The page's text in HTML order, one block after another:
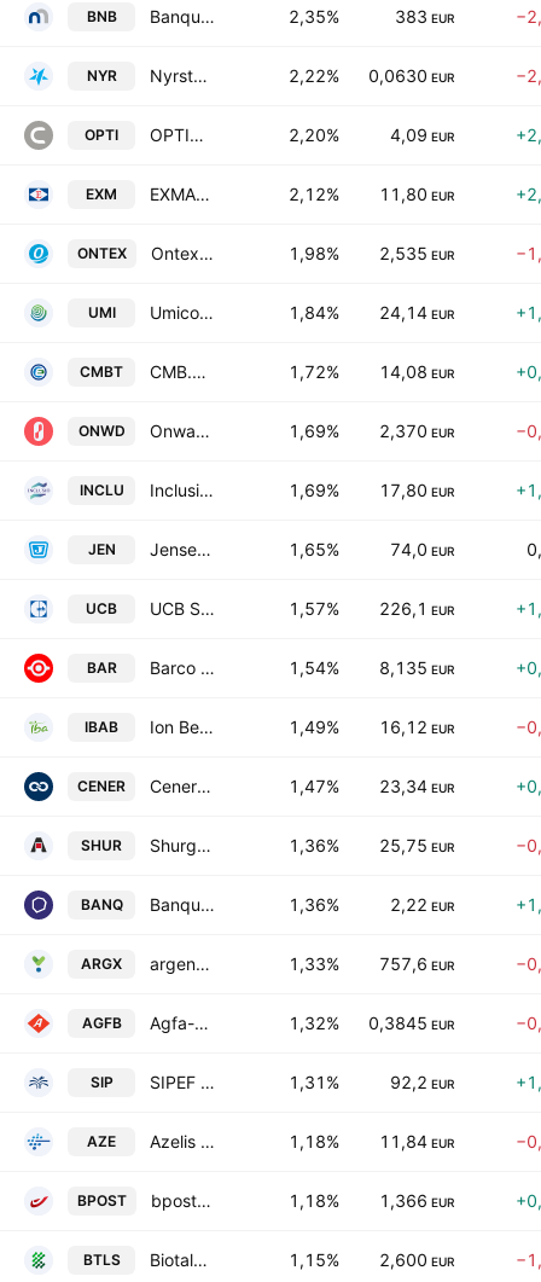
BNB Banque nationale de Belgique SA 2,35% 383 EUR
NYR Nyrstar NV 2,22% 0,0630 EUR
OPTI OPTION 2,20% 4,09 EUR
EXM EXMAR NV 2,12% 11,80 EUR
ONTEX Ontex Group N.V. 1,98% 2,535 EUR
UMI Umicore SA 1,84% 24,14 EUR
CMBT CMB.TECH NV 1,72% 14,08 EUR
ONWD Onward Medical N.V. 1,69% 2,370 EUR
INCLU Inclusio SA 1,69% 17,80 EUR
JEN Jensen-Group NV 1,65% 74,0 EUR
UCB UCB S.A. 1,57% 226,1 EUR
BAR Barco NV 1,54% 8,135 EUR
IBAB Ion Beam Applications SA 1,49% 16,12 EUR
CENER Cenergy Holdings SA 1,47% 23,34 EUR
SHUR Shurgard Self Storage Limited 1,36% 25,75 EUR
BANQ Banqup Group 1,36% 2,22 EUR
ARGX argenx SE 1,33% 757,6 EUR
AGFB Agfa-Gevaert NV 1,32% 0,3845 EUR
SIP SIPEF SA 1,31% 92,2 EUR
AZE Azelis Group N.V. 1,18% 11,84 EUR
BPOST bpost SA 1,18% 1,366 EUR
BTLS Biotalys NV 1,15% 2,600 EUR